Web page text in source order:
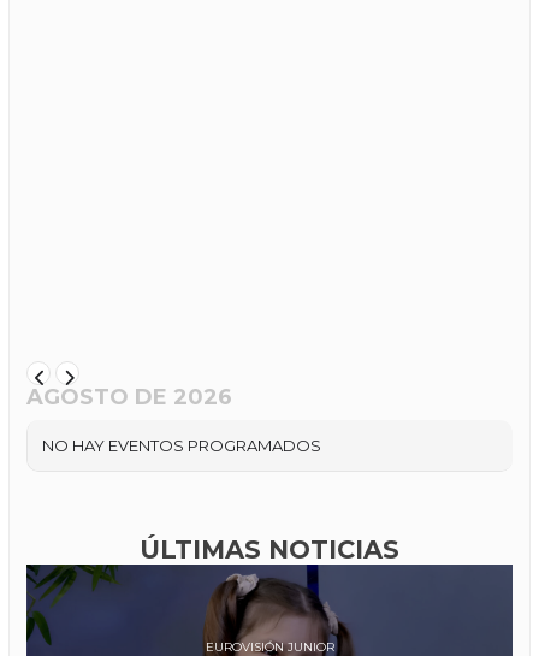
AGOSTO DE 2026
NO HAY EVENTOS PROGRAMADOS
ÚLTIMAS NOTICIAS
EUROVISIÓN JUNIOR